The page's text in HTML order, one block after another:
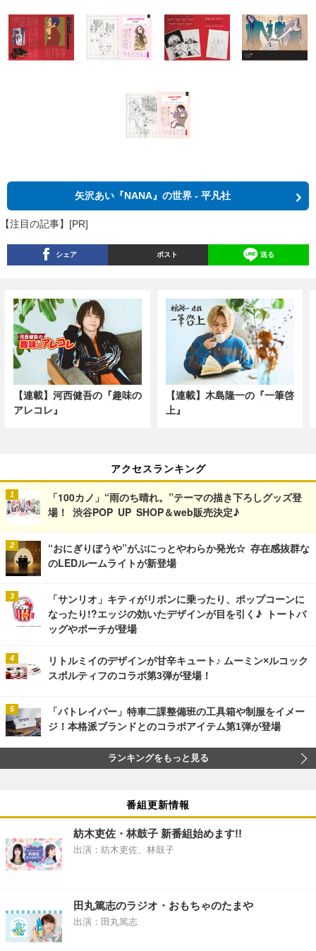
矢沢あい『NANA』の世界 - 平凡社
【注目の記事】[PR]
シェア ポスト 送る
【連載】河西健吾の『趣味の
アレコレ』
【連載】木島隆一の『一筆啓
上』
アクセスランキング
「100カノ」“雨のち晴れ。”テーマの描き下ろしグッズ登
場！ 渋谷POP UP SHOP＆web販売決定♪
“おにぎりぼうや”がぷにっとやわらか発光☆ 存在感抜群な
のLEDルームライトが新登場
「サンリオ」キティがリボンに乗ったり、ポップコーンに
なったり!?エッジの効いたデザインが目を引く♪ トートバ
ッグやポーチが登場
リトルミイのデザインが甘辛キュート♪ ムーミン×ルコック
スポルティフのコラボ第3弾が登場！
「パトレイバー」特車二課整備班の工具箱や制服をイメー
ジ！本格派ブランドとのコラボアイテム第1弾が登場
ランキングをもっと見る
番組更新情報
紡木吏佐・林鼓子 新番組始めます!!
出演：紡木吏佐、林鼓子
田丸篤志のラジオ・おもちゃのたまや
出演：田丸篤志